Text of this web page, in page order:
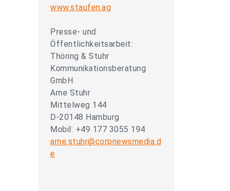
www.staufen.ag
Presse- und
Öffentlichkeitsarbeit:
Thöring & Stuhr
Kommunikationsberatung
GmbH
Arne Stuhr
Mittelweg 144
D-20148 Hamburg
Mobil: +49 177 3055 194
arne.stuhr@corpnewsmedia.d
e